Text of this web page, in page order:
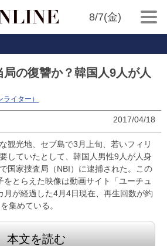
8/7(金)
の復讐か？韓国人9人が人
ライター）
2017/04/18
観光地、セブ島で3月上旬、若いフィリ
していたとして、韓国人男性9人が人身
国家捜査局（NBI）に逮捕された。この
をとらえた映像は動画サイト「ユーチュ
月が経過した4月4日現在、再生回数が約
集めている。
本文を読む